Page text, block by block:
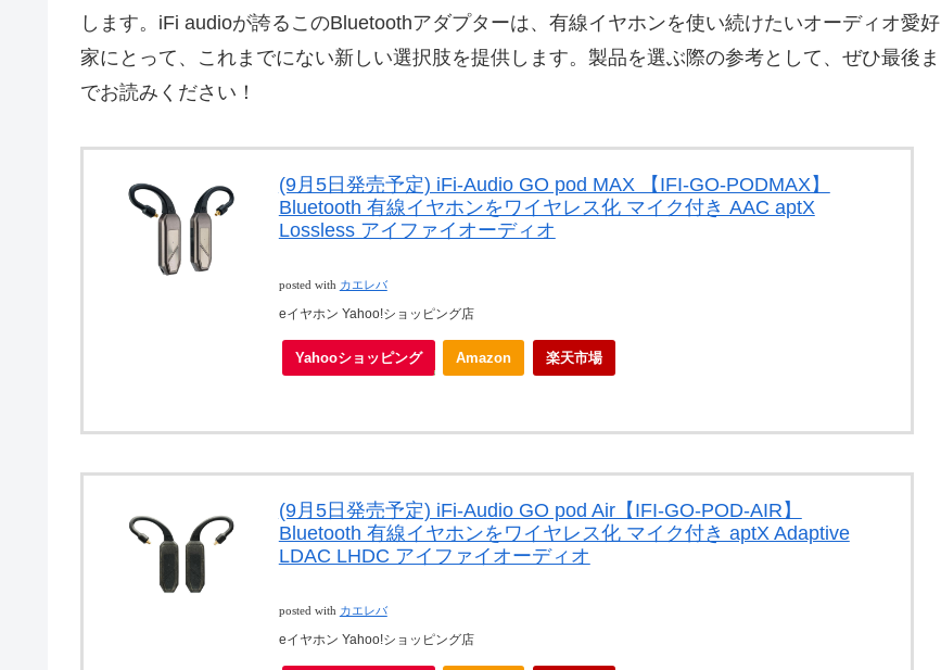
します。iFi audioが誇るこのBluetoothアダプターは、有線イヤホンを使い続けたいオーディオ愛好
家にとって、これまでにない新しい選択肢を提供します。製品を選ぶ際の参考として、ぜひ最後ま
でお読みください！
(9月5日発売予定) iFi-Audio GO pod MAX 【IFI-GO-PODMAX】
Bluetooth 有線イヤホンをワイヤレス化 マイク付き AAC aptX
Lossless アイファイオーディオ
posted with カエレバ
eイヤホン Yahoo!ショッピング店
Yahooショッピング Amazon 楽天市場
(9月5日発売予定) iFi-Audio GO pod Air【IFI-GO-POD-AIR】
Bluetooth 有線イヤホンをワイヤレス化 マイク付き aptX Adaptive
LDAC LHDC アイファイオーディオ
posted with カエレバ
eイヤホン Yahoo!ショッピング店